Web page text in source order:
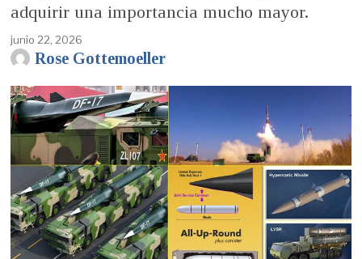
adquirir una importancia mucho mayor.
junio 22, 2026
Rose Gottemoeller